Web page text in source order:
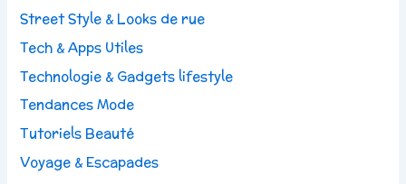
Street Style & Looks de rue
Tech & Apps Utiles
Technologie & Gadgets lifestyle
Tendances Mode
Tutoriels Beauté
Voyage & Escapades